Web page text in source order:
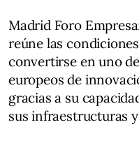
Madrid Foro
reúne las
convertirse en uno
europeos de
gracias a su
sus infraestructuras